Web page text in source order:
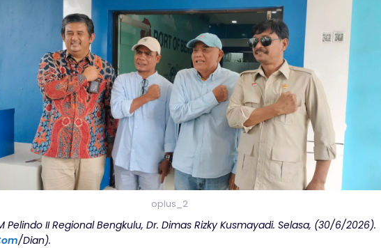
oplus_2
Pelindo II Regional Bengkulu, Dr. Dimas Rizky Kusmayadi. Selasa, (30/6/2026).
/Dian).